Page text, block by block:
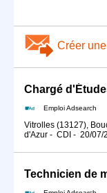
Créer
Chargé
Emploi Adsearch
Vitrolles (13127),
d'Azur - CDI - 20/07/
Technicien de